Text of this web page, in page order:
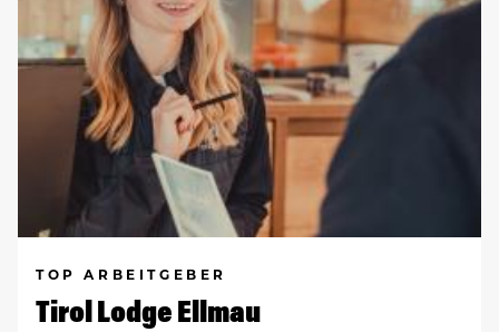
TOP ARBEITGEBER
Tirol Lodge Ellmau